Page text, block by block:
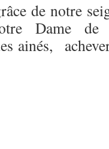
de notre
Dame de
ainés,